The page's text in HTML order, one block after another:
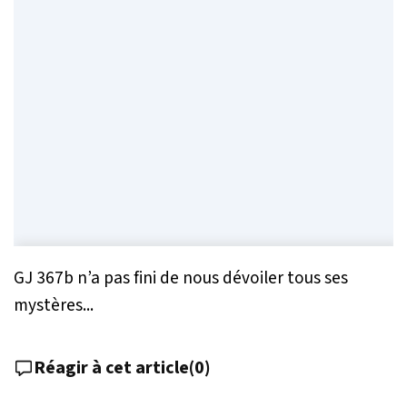
GJ 367b n’a pas fini de nous dévoiler tous ses
mystères...
Réagir à cet article(0)